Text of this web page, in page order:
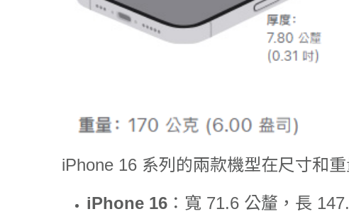
iPhone 16 系列的兩款機型在尺寸和重
iPhone 16 ：寬 71.6 公釐，長